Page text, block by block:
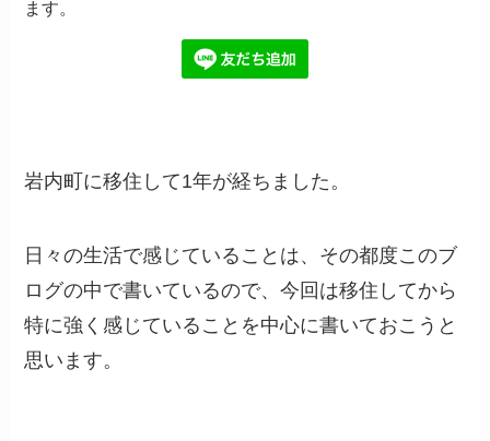
ます。
岩内町に移住して1年が経ちました。
日々の生活で感じていることは、その都度このブ
ログの中で書いているので、今回は移住してから
特に強く感じていることを中心に書いておこうと
思います。